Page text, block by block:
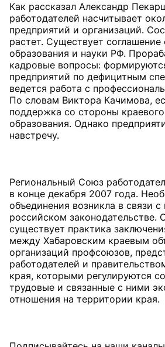
Как рассказал Александр
работодателей насчитывает
предприятий и организаций.
растет. Существует
образования и науки РФ.
кадровые вопросы:
предприятий по дефицитным
ведется работа с
По словам Виктора Качимова,
поддержка со стороны
образования. Однако
навстречу.
Региональный Союз
в конце декабря 2007 года.
объединения возникла в связи
российском законодательстве.
существует практика
между Хабаровским краевым
организаций профсоюзов,
работодателей и
края, которыми регулируются
трудовые и связанные с ними
отношения на территории края.